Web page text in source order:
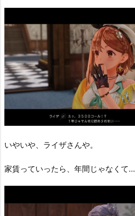
いやいや、ライザさんや。
家賃っていったら、年間じゃなくて…